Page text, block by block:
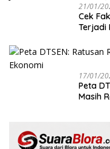
21/01/
Cek
Terjadi
17/01/
‎Peta
Masih